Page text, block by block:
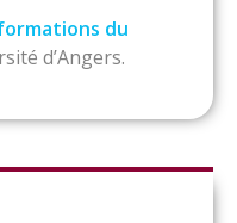
du
d’Angers.